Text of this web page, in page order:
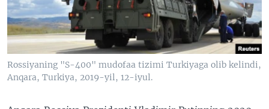
VIDEO
XABARLAR SURATLARDA
ODNOKLASSNIKI
TELEGRAM
TWITTER
SOUNDCLOUD
VOA
Rossiyaning "S-400" mudofaa tizimi Turkiyaga olib kelindi,
Anqara, Turkiya, 2019-yil, 12-iyul.